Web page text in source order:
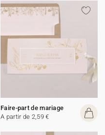
Faire-part de mariage
A partir de 2,59 €